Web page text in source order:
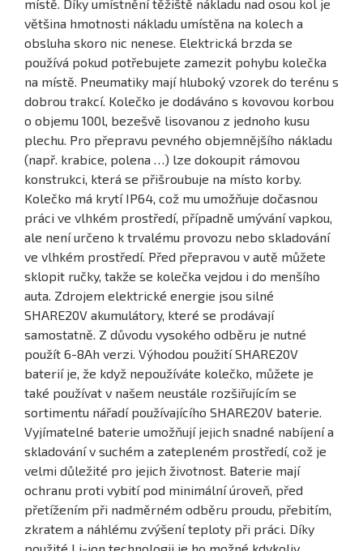
místě. Díky umístnění těžiště nákladu nad osou kol je
většina hmotnosti nákladu umístěna na kolech a
obsluha skoro nic nenese. Elektrická brzda se
používá pokud potřebujete zamezit pohybu kolečka
na místě. Pneumatiky mají hluboký vzorek do terénu s
dobrou trakcí. Kolečko je dodáváno s kovovou korbou
o objemu 100l, bezešvě lisovanou z jednoho kusu
plechu. Pro přepravu pevného objemnějšího nákladu
(např. krabice, polena …) lze dokoupit rámovou
konstrukci, která se přišroubuje na místo korby.
Kolečko má krytí IP64, což mu umožňuje dočasnou
práci ve vlhkém prostředí, případně umývání vapkou,
ale není určeno k trvalému provozu nebo skladování
ve vlhkém prostředí. Před přepravou v autě můžete
sklopit ručky, takže se kolečka vejdou i do menšího
auta. Zdrojem elektrické energie jsou silné
SHARE20V akumulátory, které se prodávají
samostatně. Z důvodu vysokého odběru je nutné
použít 6-8Ah verzi. Výhodou použití SHARE20V
baterií je, že když nepoužíváte kolečko, můžete je
také používat v našem neustále rozšiřujícím se
sortimentu nářadí používajícího SHARE20V baterie.
Vyjímatelné baterie umožňují jejich snadné nabíjení a
skladování v suchém a zatepleném prostředí, což je
velmi důležité pro jejich životnost. Baterie mají
ochranu proti vybití pod minimální úroveň, před
přetížením při nadměrném odběru proudu, přebitím,
zkratem a náhlému zvýšení teploty při práci. Díky